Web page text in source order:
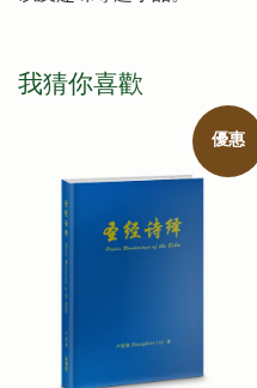
我猜你喜歡
優惠